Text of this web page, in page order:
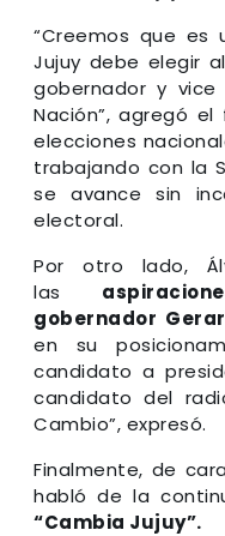
“Creemos que es
Jujuy debe elegir
gobernador y
Nación”, agregó
elecciones
trabajando con la
se avance sin
electoral.
Por otro lado,
las
gobernador
en su
candidato a
candidato del
Cambio”, expresó.
Finalmente, de
habló de la
“Cambia Jujuy”.